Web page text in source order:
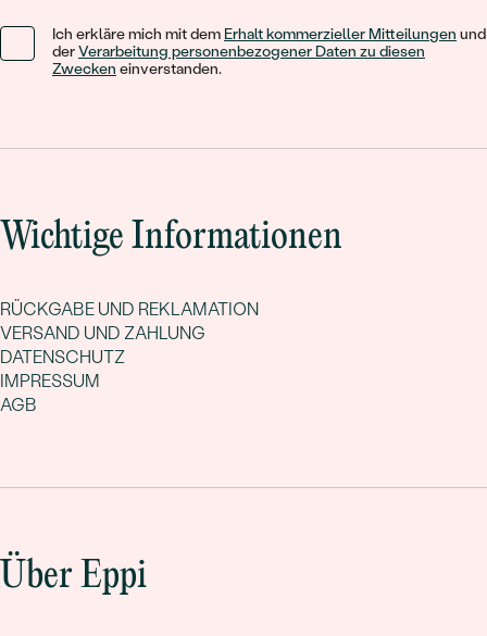
Ich erkläre mich mit dem Erhalt kommerzieller Mitteilungen und
derVerarbeitung personenbezogener Daten zu diesen
Zwecken einverstanden.
Wichtige Informationen
RÜCKGABE UND REKLAMATION
VERSAND UND ZAHLUNG
DATENSCHUTZ
IMPRESSUM
AGB
Über Eppi